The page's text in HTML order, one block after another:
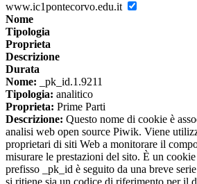
www.ic1pontecorvo.edu.it
Nome
Tipologia
Proprieta
Descrizione
Durata
Nome: _pk_id.1.9211
Tipologia: analitico
Proprieta: Prime Parti
Descrizione: Questo nome di cookie è
analisi web open source Piwik. Viene
proprietari di siti Web a monitorare il
misurare le prestazioni del sito. È un
prefisso _pk_id è seguito da una breve